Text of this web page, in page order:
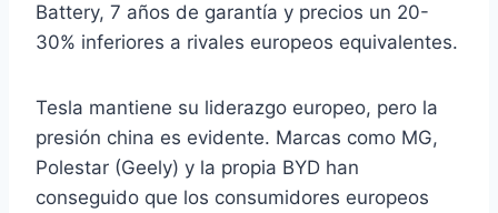
Battery, 7 años de garantía y precios un 20-
30% inferiores a rivales europeos equivalentes.
Tesla mantiene su liderazgo europeo, pero la
presión china es evidente. Marcas como MG,
Polestar (Geely) y la propia BYD han
conseguido que los consumidores europeos